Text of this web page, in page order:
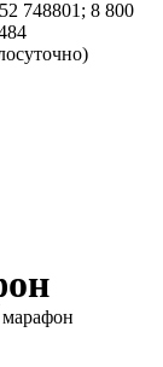
748801; 8 800